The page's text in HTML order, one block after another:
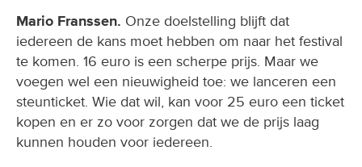
Mario Franssen. Onze doelstelling blijft dat
iedereen de kans moet hebben om naar het festival
te komen. 16 euro is een scherpe prijs. Maar we
voegen wel een nieuwigheid toe: we lanceren een
steunticket. Wie dat wil, kan voor 25 euro een ticket
kopen en er zo voor zorgen dat we de prijs laag
kunnen houden voor iedereen.